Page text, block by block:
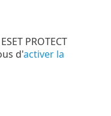
PROTECT
d'activer la